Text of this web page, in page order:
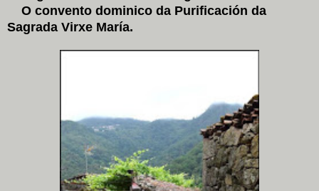
O convento dominico da Purificación da
Sagrada Virxe María.